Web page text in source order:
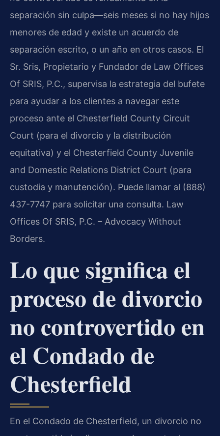
separación sin culpa—seis meses si no hay hijos
menores de edad y existe un acuerdo de
separación escrito, o un año en otros casos. El
Sr. Sris, Propietario y Fundador de Law Offices
Of SRIS, P.C., supervisa la estrategia del bufete
para ayudar a los clientes a navegar este
proceso ante el Chesterfield County Circuit
Court (para el divorcio y la distribución
equitativa) y el Chesterfield County Juvenile
and Domestic Relations District Court (para
custodia y manutención). Puede llamar al (888)
437-7747 para solicitar una consulta. Law
Offices Of SRIS, P.C. – Advocacy Without
Borders.
Lo que significa el
proceso de divorcio
no controvertido en
el Condado de
Chesterfield
En el Condado de Chesterfield, un divorcio no